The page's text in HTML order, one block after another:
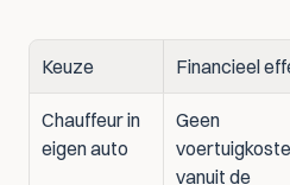
Keuze Financieel
Chauffeur in
eigen auto
Geen
vanuit de